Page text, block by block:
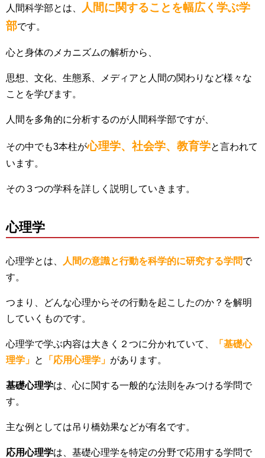
人間科学部とは、
人間に関することを幅広く学ぶ学
部です。
心と身体のメカニズムの解析から、
思想、文化、生態系、メディアと人間の関わりなど様々な
ことを学びます。
人間を多角的に分析するのが人間科学部ですが、
その中でも3本柱が心理学、社会学、教育学と言われて
います。
その３つの学科を詳しく説明していきます。
心理学
心理学とは、 人間の意識と行動を科学的に研究する学問で
す。
つまり、どんな心理からその行動を起こしたのか？を解明
していくものです。
心理学で学ぶ内容は大きく２つに分かれていて、
「基礎心
理学」 と 「応用心理学」 があります。
基礎心理学は、心に関する一般的な法則をみつける学問で
す。
主な例としては吊り橋効果などが有名です。
応用心理学は、基礎心理学を特定の分野で応用する学問で